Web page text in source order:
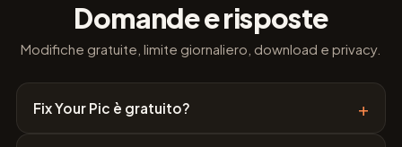
Domande e risposte
Modifiche gratuite, limite giornaliero, download e privacy.
Fix Your Pic è gratuito? +